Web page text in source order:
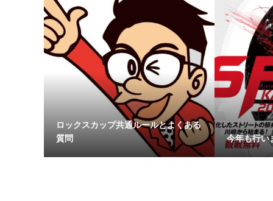
ロックスカップ共通ルールとよくある
質問
今年も行い